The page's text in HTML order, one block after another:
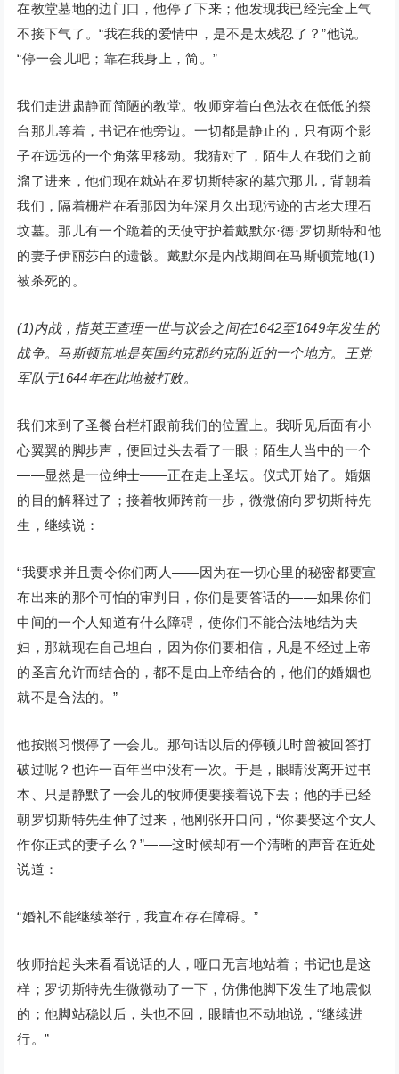
在教堂墓地的边门口，他停了下来；他发现我已经完全上气
不接下气了。“我在我的爱情中，是不是太残忍了？”他说。
“停一会儿吧；靠在我身上，简。”
我们走进肃静而简陋的教堂。牧师穿着白色法衣在低低的祭
台那儿等着，书记在他旁边。一切都是静止的，只有两个影
子在远远的一个角落里移动。我猜对了，陌生人在我们之前
溜了进来，他们现在就站在罗切斯特家的墓穴那儿，背朝着
我们，隔着栅栏在看那因为年深月久出现污迹的古老大理石
坟墓。那儿有一个跪着的天使守护着戴默尔·德·罗切斯特和他
的妻子伊丽莎白的遗骸。戴默尔是内战期间在马斯顿荒地(1)
被杀死的。
(1)内战，指英王查理一世与议会之间在1642至1649年发生的
战争。马斯顿荒地是英国约克郡约克附近的一个地方。王党
军队于1644年在此地被打败。
我们来到了圣餐台栏杆跟前我们的位置上。我听见后面有小
心翼翼的脚步声，便回过头去看了一眼；陌生人当中的一个
——显然是一位绅士——正在走上圣坛。仪式开始了。婚姻
的目的解释过了；接着牧师跨前一步，微微俯向罗切斯特先
生，继续说：
“我要求并且责令你们两人——因为在一切心里的秘密都要宣
布出来的那个可怕的审判日，你们是要答话的——如果你们
中间的一个人知道有什么障碍，使你们不能合法地结为夫
妇，那就现在自己坦白，因为你们要相信，凡是不经过上帝
的圣言允许而结合的，都不是由上帝结合的，他们的婚姻也
就不是合法的。”
他按照习惯停了一会儿。那句话以后的停顿几时曾被回答打
破过呢？也许一百年当中没有一次。于是，眼睛没离开过书
本、只是静默了一会儿的牧师便要接着说下去；他的手已经
朝罗切斯特先生伸了过来，他刚张开口问，“你要娶这个女人
作你正式的妻子么？”——这时候却有一个清晰的声音在近处
说道：
“婚礼不能继续举行，我宣布存在障碍。”
牧师抬起头来看看说话的人，哑口无言地站着；书记也是这
样；罗切斯特先生微微动了一下，仿佛他脚下发生了地震似
的；他脚站稳以后，头也不回，眼睛也不动地说，“继续进
行。”